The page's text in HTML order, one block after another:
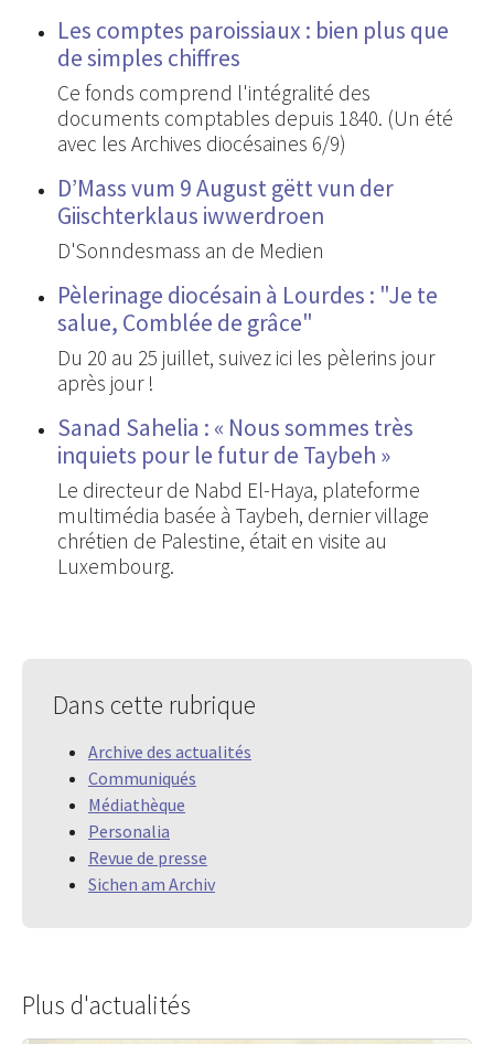
Les comptes paroissiaux : bien plus que
de simples chiffres
Ce fonds comprend l'intégralité des
documents comptables depuis 1840. (Un été
avec les Archives diocésaines 6/9)
D’Mass vum 9 August gëtt vun der
Giischterklaus iwwerdroen
D'Sonndesmass an de Medien
Pèlerinage diocésain à Lourdes : "Je te
salue, Comblée de grâce"
Du 20 au 25 juillet, suivez ici les pèlerins jour
après jour !
Sanad Sahelia : « Nous sommes très
inquiets pour le futur de Taybeh »
Le directeur de Nabd El-Haya, plateforme
multimédia basée à Taybeh, dernier village
chrétien de Palestine, était en visite au
Luxembourg.
Dans cette rubrique
Archive des actualités
Communiqués
Médiathèque
Personalia
Revue de presse
Sichen am Archiv
Plus d'actualités